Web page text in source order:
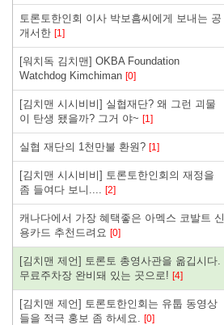
토론토한인회 이사 박보흠씨에게 보내는 공
개서한 [1]
[워치독 김치맨] OKBA Foundation
Watchdog Kimchiman [0]
[김치맨 시시비비] 실협재단? 왜 그런 괴물
이 탄생 됐을까? 그거 야~ [1]
실협 재단의 1천만불 환원? [1]
[김치맨 시시비비] 토론토한인회의 재정을
좀 들여다 보니.... ​ [2]
캐나다에서 가장 혜택좋은 아멕스 코발트 신
용카드 추천드려요 [0]
[김치맨 제언] 토론토 총영사관을 옮깁시다.
무료주차장 완비돼 있는 곳으로! ​ [4]
[김치맨 제언] 토론토한인회는 유툽 동영상
들을 적극 홍보 좀 하세요. ​ [0]